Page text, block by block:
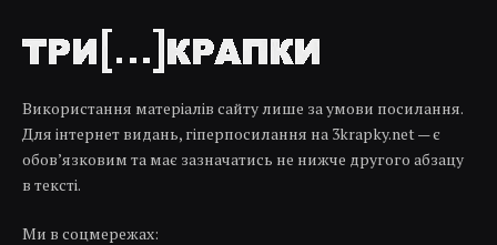
Використання матеріалів сайту лише за умови посилання.
Для інтернет видань, гіперпосилання на 3krapky.net — є
обов’язковим та має зазначатись не нижче другого абзацу
в тексті.
Ми в соцмережах: